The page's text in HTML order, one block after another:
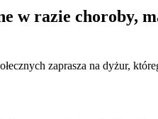
w razie choroby,
zaprasza na dyżur,